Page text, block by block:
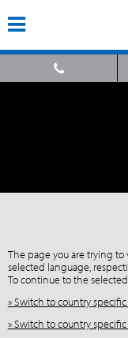
The page you are trying to
selected language,
To continue to the
» Switch to country
» Switch to country specific